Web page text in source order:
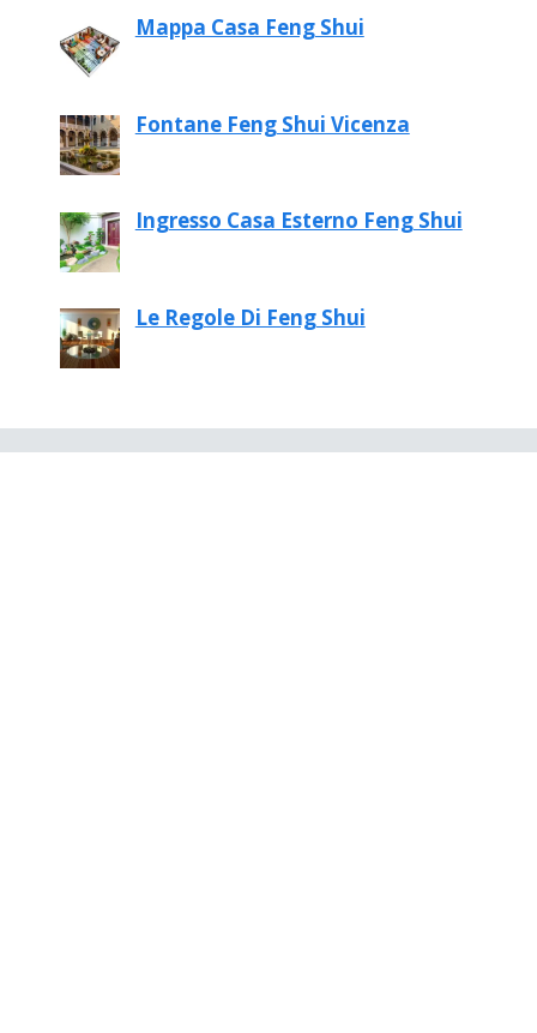
Mappa Casa Feng Shui
Fontane Feng Shui Vicenza
Ingresso Casa Esterno Feng Shui
Le Regole Di Feng Shui